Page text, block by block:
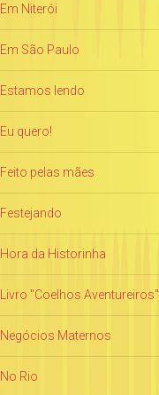
Em Niterói
Em São Paulo
Estamos lendo
Eu quero!
Feito pelas mães
Festejando
Hora da Historinha
Livro "Coelhos Aventureiros"
Negócios Maternos
No Rio